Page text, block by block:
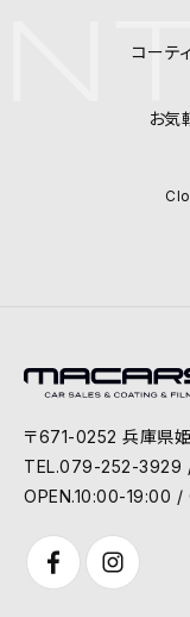
コーテ
お気
〒671-0252 兵庫県
TEL.079-252-3929
OPEN.10:00-19:00 /